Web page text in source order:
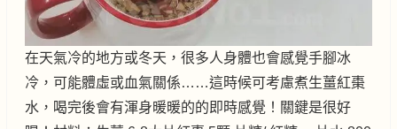
在天氣冷的地方或冬天，很多人身體也會感覺手腳冰
冷，可能體虛或血氣關係……這時候可考慮煮生薑紅棗
水，喝完後會有渾身暖暖的的即時感覺！關鍵是很好